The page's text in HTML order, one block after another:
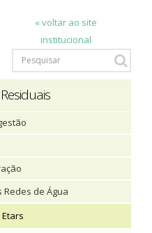
« voltar ao site
institucional
Redes de Água